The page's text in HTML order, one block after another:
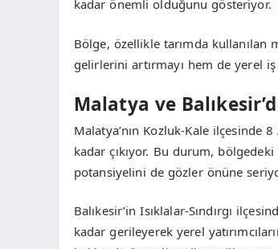
kadar önemli olduğunu gösteriyor.
Bölge, özellikle tarımda kullanılan
gelirlerini artırmayı hem de yerel
Malatya ve
Malatya’nın Kozluk-Kale ilçesinde
kadar çıkıyor. Bu durum,
potansiyelini de gözler önüne
Balıkesir’in Isıklalar-Sındırgı
kadar gerileyerek yerel